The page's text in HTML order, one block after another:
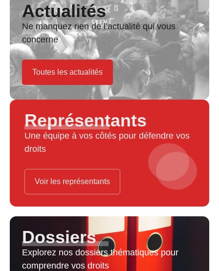
Actualités
Ne manquez rien de l’actualité qui vous
concerne
Toutes les actualités
Représentants
Une équipe à vos côtés pour défendre vos
droits
Voir les représentants
Dossiers
Explorez nos dossiers thématiques pour
comprendre vos droits